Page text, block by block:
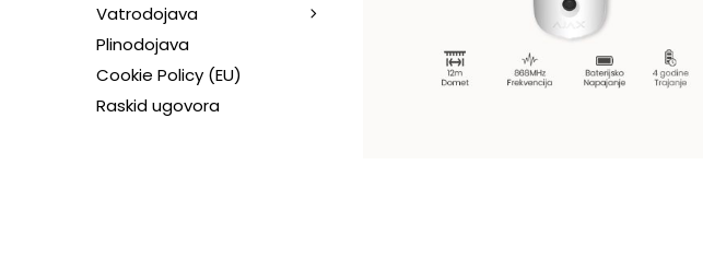
Vatrodojava
Plinodojava
Cookie Policy (EU)
Raskid ugovora